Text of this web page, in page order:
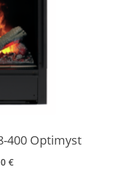
400 Optimyst
€